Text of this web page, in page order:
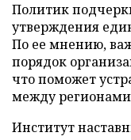
Политик
утверждения
По ее мнению,
порядок
что поможет
между
Институт